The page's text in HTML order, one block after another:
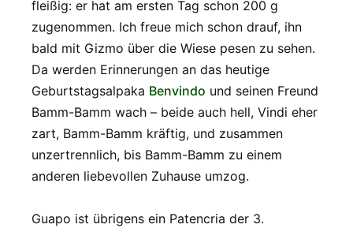
fleißig: er hat am ersten Tag schon 200 g
zugenommen. Ich freue mich schon drauf, ihn
bald mit Gizmo über die Wiese pesen zu sehen.
Da werden Erinnerungen an das heutige
Geburtstagsalpaka Benvindo und seinen Freund
Bamm-Bamm wach – beide auch hell, Vindi eher
zart, Bamm-Bamm kräftig, und zusammen
unzertrennlich, bis Bamm-Bamm zu einem
anderen liebevollen Zuhause umzog.
Guapo ist übrigens ein Patencria der 3.